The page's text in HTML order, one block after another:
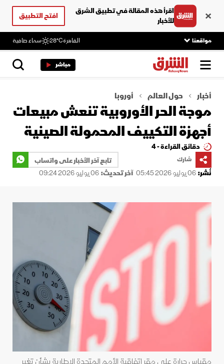
اقرأ هذه المقالة في تطبيق الشرق
للأخبار
افتح التطبيق
مواقعنا القاهرة28°C سماء صافية
مباشر
أخبار حول العالم أوروبا
موجة الحر الأوروبية تنعش مبيعات
أجهزة التكييف المحمولة الصينية
دقائق القراءة - 4
شارك
تابع آخر الأخبار على واتساب
نُشر:06 يوليو 2026 05:45 آخر تحديث:06 يوليو 2026 09:24
مقياس حرارة على مقر اتفاقية الأمم المتحدة الإطارية بشأن تغير